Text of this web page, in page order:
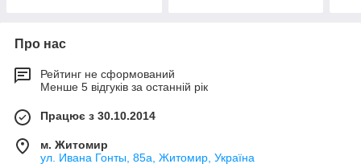
Про нас
Рейтинг не сформований
Менше 5 відгуків за останній рік
Працює з 30.10.2014
м. Житомир
ул. Ивана Гонты, 85а, Житомир, Україна